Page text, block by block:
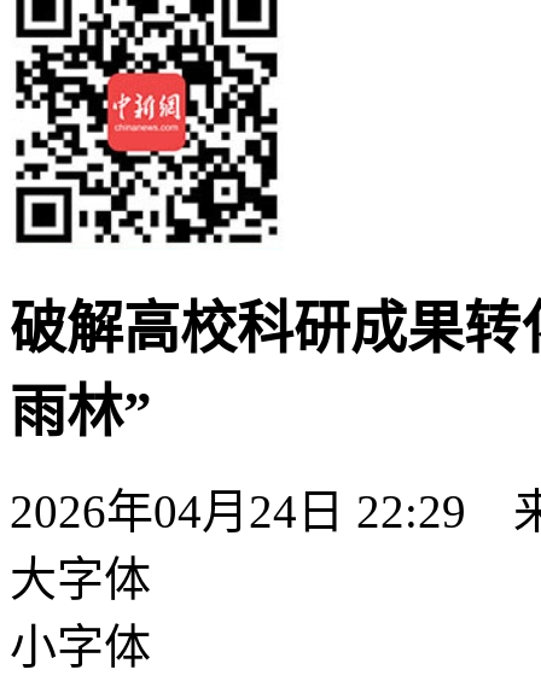
破解高校科研成果
雨林”
2026年04月24日 22:29
大字体
小字体